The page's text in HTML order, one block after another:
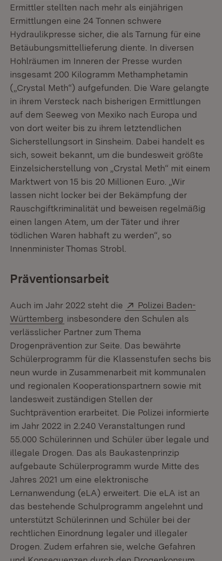
Ermittler stellten nach mehr als einjährigen
Ermittlungen eine 24 Tonnen schwere
Hydraulikpresse sicher, die als Tarnung für eine
Betäubungsmittellieferung diente. In diversen
Hohlräumen im Inneren der Presse wurden
insgesamt 200 Kilogramm Methamphetamin
(„Crystal Meth“) aufgefunden. Die Ware gelangte
in ihrem Versteck nach bisherigen Ermittlungen
auf dem Seeweg von Mexiko nach Europa und
von dort weiter bis zu ihrem letztendlichen
Sicherstellungsort in Sinsheim. Dabei handelt es
sich, soweit bekannt, um die bundesweit größte
Einzelsicherstellung von „Crystal Meth“ mit einem
Marktwert von 15 bis 20 Millionen Euro. „Wir
lassen nicht locker bei der Bekämpfung der
Rauschgiftkriminalität und beweisen regelmäßig
einen langen Atem, um der Täter und ihrer
tödlichen Waren habhaft zu werden“, so
Innenminister Thomas Strobl.
Präventionsarbeit
Auch im Jahr 2022 steht die Extern:
Polizei Baden-
Württemberg (Öffnet in neuem Fenster)
insbesondere den Schulen als
verlässlicher Partner zum Thema
Drogenprävention zur Seite. Das bewährte
Schülerprogramm für die Klassenstufen sechs bis
neun wurde in Zusammenarbeit mit kommunalen
und regionalen Kooperationspartnern sowie mit
landesweit zuständigen Stellen der
Suchtprävention erarbeitet. Die Polizei informierte
im Jahr 2022 in 2.240 Veranstaltungen rund
55.000 Schülerinnen und Schüler über legale und
illegale Drogen. Das als Baukastenprinzip
aufgebaute Schülerprogramm wurde Mitte des
Jahres 2021 um eine elektronische
Lernanwendung (eLA) erweitert. Die eLA ist an
das bestehende Schulprogramm angelehnt und
unterstützt Schülerinnen und Schüler bei der
rechtlichen Einordnung legaler und illegaler
Drogen. Zudem erfahren sie, welche Gefahren